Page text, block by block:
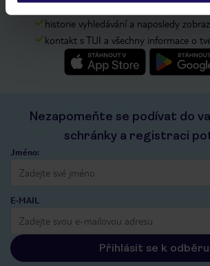
seznam oblíbených nabídek a možnost
historie vyhledávání a naposledy
kontakt s TUI a všechny informace o
Nezapomeňte se podívat do
schránky a registraci
Jméno:
E-MAIL
Přihlásit se k odběru